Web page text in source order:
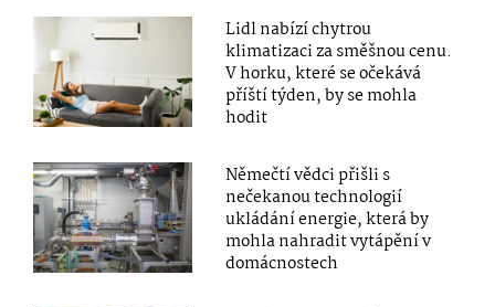
Lidl nabízí chytrou
klimatizaci za směšnou cenu.
V horku, které se očekává
příští týden, by se mohla
hodit
Němečtí vědci přišli s
nečekanou technologií
ukládání energie, která by
mohla nahradit vytápění v
domácnostech